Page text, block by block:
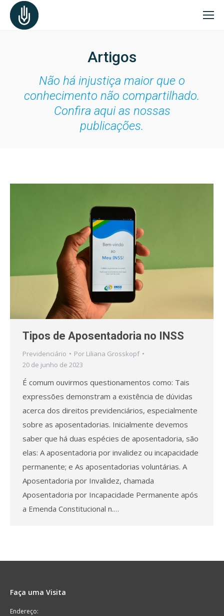
Artigos
Não há injustiça maior que o
conhecimento não compartilhado.
Confira aqui as nossas
publicações.
Tipos de Aposentadoria no INSS
Previdenciário Por Liliana Grosskopf
20 de junho de 2023
É comum ouvirmos questionamentos como: Tais
expressões demonstram a existência de dúvidas
acerca dos direitos previdenciários, especialmente
sobre as aposentadorias. Inicialmente devemos
saber que há duas espécies de aposentadoria, são
elas: A aposentadoria por invalidez ou incapacidade
permanente; e As aposentadorias voluntárias. A
Aposentadoria por Invalidez, chamada
Aposentadoria por Incapacidade Permanente após
a Emenda Constitucional n.…
Faça uma Visita
Endereço: